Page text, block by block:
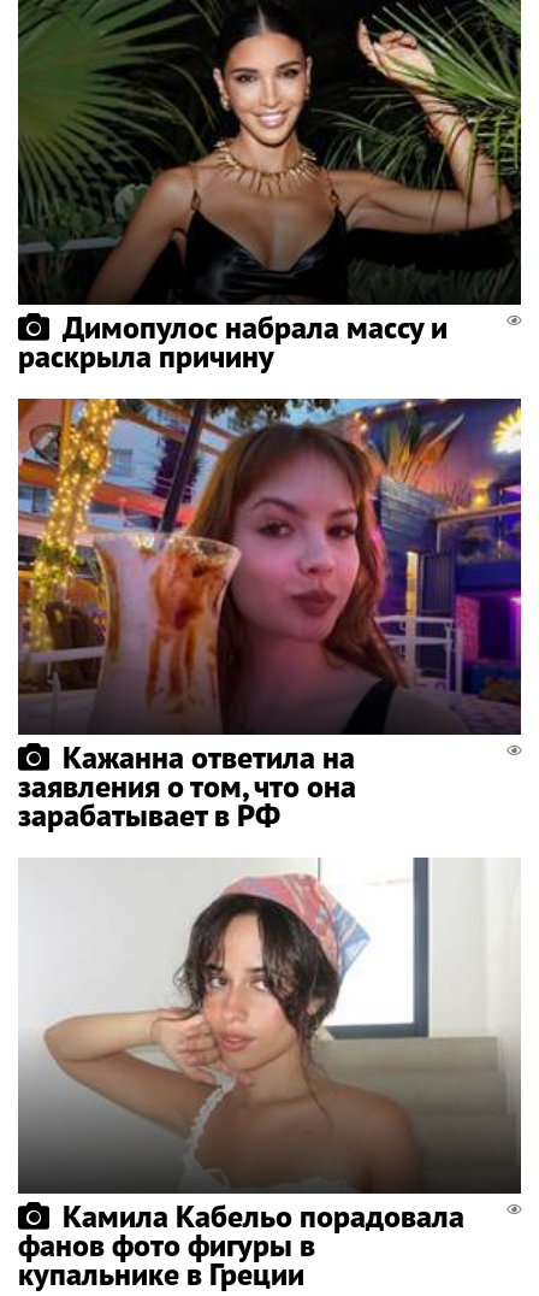
Димопулос набрала массу и
раскрыла причину
Кажанна ответила на
заявления о том, что она
зарабатывает в РФ
Камила Кабельо порадовала
фанов фото фигуры в
купальнике в Греции